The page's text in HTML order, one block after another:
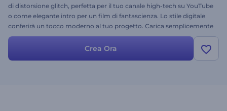
di distorsione glitch, perfetta per il tuo canale high-tech su YouTube
o come elegante intro per un film di fantascienza. Lo stile digitale
conferirà un tocco moderno al tuo progetto. Carica semplicemente
il tuo logo, modifica il testo nella timeline e clicca su "render".
Crea Ora